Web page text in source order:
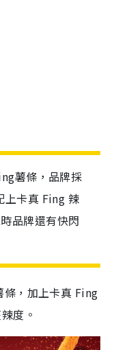
薯條，品牌採
上卡真 Fing 辣
品牌還有快閃
，加上卡真 Fing
度。